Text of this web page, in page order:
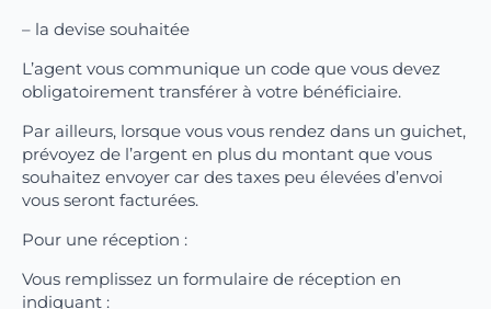
– la devise souhaitée
L’agent vous communique un code que vous devez
obligatoirement transférer à votre bénéficiaire.
Par ailleurs, lorsque vous vous rendez dans un guichet,
prévoyez de l’argent en plus du montant que vous
souhaitez envoyer car des taxes peu élevées d’envoi
vous seront facturées.
Pour une réception :
Vous remplissez un formulaire de réception en
indiquant :